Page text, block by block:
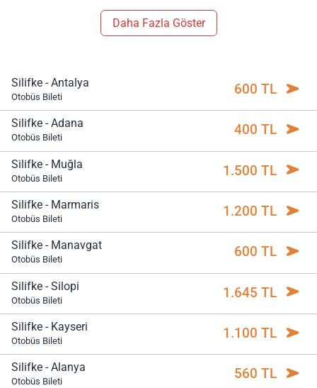
Daha Fazla Göster
Silifke - Antalya
Otobüs Bileti 600 TL
Silifke - Adana
Otobüs Bileti 400 TL
Silifke - Muğla
Otobüs Bileti 1.500 TL
Silifke - Marmaris
Otobüs Bileti 1.200 TL
Silifke - Manavgat
Otobüs Bileti 600 TL
Silifke - Silopi
Otobüs Bileti 1.645 TL
Silifke - Kayseri
Otobüs Bileti 1.100 TL
Silifke - Alanya
Otobüs Bileti 560 TL